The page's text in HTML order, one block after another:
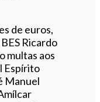
de euros,
Ricardo
multas aos
Espírito
Manuel